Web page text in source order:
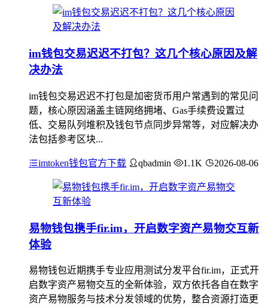
im钱包交易迟迟不打包？这几个核心原因及解
决办法
im钱包交易迟迟不打包是加密货币用户常遇到的常见问
题，核心原因涵盖主链网络拥堵、Gas手续费设置过
低、交易队列堆积及钱包节点同步异常等，对应解决办
法包括参考区块...
imtoken钱包官方下载 qbadmin 1.1K 2026-08-06
易物钱包携手fir.im，开启数字资产易物交互新
体验
易物钱包近期携手专业应用测试分发平台fir.im，正式开
启数字资产易物交互的全新体验，双方依托各自在数字
资产易物服务与技术分发领域的优势，整合资源打造更